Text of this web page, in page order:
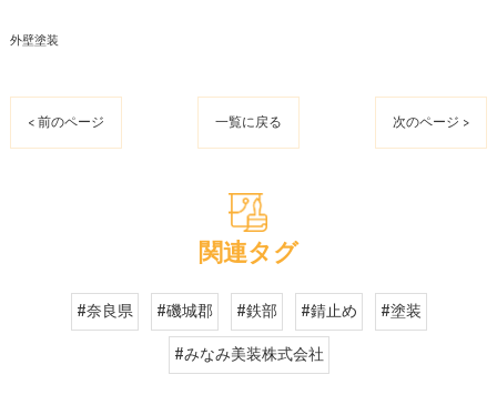
外壁塗装
< 前のページ 一覧に戻る 次のページ >
関連タグ
#奈良県 #磯城郡 #鉄部 #錆止め
#塗装
#みなみ美装株式会社